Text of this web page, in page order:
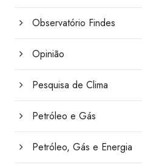
Observatório Findes
Opinião
Pesquisa de Clima
Petróleo e Gás
Petróleo, Gás e Energia